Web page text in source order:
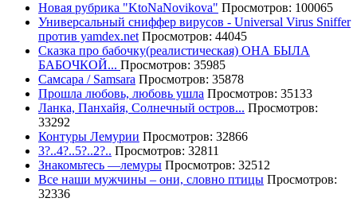
Новая рубрика "KtoNaNovikova" Просмотров: 100065
Универсальный сниффер вирусов - Universal Virus Sniffer
против yamdex.net Просмотров: 44045
Сказка про бабочку(реалистическая) ОНА БЫЛА
БАБОЧКОЙ... Просмотров: 35985
Самсара / Samsara Просмотров: 35878
Прошла любовь, любовь ушла Просмотров: 35133
Ланка, Панхайя, Солнечный остров... Просмотров:
33292
Контуры Лемурии Просмотров: 32866
3?..4?..5?..2?.. Просмотров: 32811
Знакомьтесь —лемуры Просмотров: 32512
Все наши мужчины – они, словно птицы Просмотров:
32336